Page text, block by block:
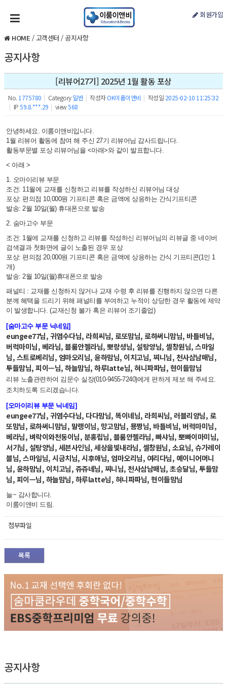
회원가입
HOME /고객센터 /공지사항
공지사항
[리뷰어27기] 2025년 1월 활동 포상
No. 1775780 | Category 일반 | 작성자OK이룸이앤비 | 작성일 2025-02-10 11:25:32
| IP59.8.***.29 | view568
안녕하세요. 이룸이앤비입니다.
1월 리뷰어 활동에 참여 해 주신 27기 리뷰어님 감사드립니다.
활동부문별 포상 리뷰어님을 <아래>와 같이 발표합니다.
< 아래 >
1. 오마이리뷰 부문
조건: 11월에 교재를 신청하고 리뷰를 작성하신 리뷰어님 대상
포상: 편의점 10,000원 기프티콘 혹은 금액에 상응하는 간식기프티콘
발송: 2월 10일(월) 휴대폰으로 발송
2. 숨마고수 부문
조건: 1월에 교재를 신청하고 리뷰를 작성하신 리뷰어님의 리뷰글 중 네이버
검색결과 첫화면에 글이 노출된 경우 포상
포상: 편의점 20,000원 기프티콘 혹은 금액에 상응하는 간식 기프티콘(1인 1
개)
발송: 2월 10일(월)휴대폰으로 발송
패널티 : 교재를 신청하지 않거나 교재 수령 후 리뷰를 진행하지 않으면 다른
분께 혜택을 드리기 위해 패널티를 부여하고 누적이 상당한 경우 활동에 제약
이 발생합니다. (교재신청 불가 혹은 리뷰어 조기졸업)
[숨마고수 부문 닉네임]
eungee77님, 귀염수다님, 라희씨님, 로또맘님, 로하써니맘님, 바틀비님,
버럭마미님, 베라님, 블룸안젤라님, 뽀랑셩님, 설탕양님, 셀창원님, 스마일
님, 스트로베리님, 엄마오리님, 윤하맘님, 이치고님, 찌니님, 천사삼남매님,
투들맘님, 피이ㅡ님, 하늘맘님, 하루latte님, 혀니파파님, 현이들맘님
리뷰 노출관련하여 김문수 실장(010-9455-7240)에게 편하게 제보 해 주세요.
조치하도록 드리겠습니다.
[오마이리뷰 부문 닉네임]
eungee77님, 귀염수다님, 다다맘님, 똑이네님, 라희씨님, 러블리얌님, 로
또맘님, 로하써니맘님, 말랭이님, 망고맘님, 묭짱님, 바틀비님, 버럭마미님,
베라님, 벼락이와천둥이님, 분홍립님, 블룸안젤라님, 빠샤님, 뽀빠이마미님,
서기님, 설탕양님, 세븐사인님, 세상을빛내라님, 셀창원님, 소요님, 슈가레이
블님, 스마일님, 시금치님, 시후애님, 엄마오리님, 여리다님, 예이니어머니
님, 윤하맘님, 이치고님, 쥬쥬네님, 찌니님, 천사삼남매님, 초승달님, 투들맘
님, 피이ㅡ님, 하늘맘님, 하루latte님, 혀니파파님, 현이들맘님
늘~ 감사합니다.
이룸이앤비 드림.
첨부파일
목록
공지사항